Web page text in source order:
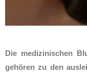
Die medizinischen
gehören zu den